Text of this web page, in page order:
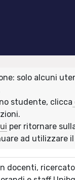
solo alcuni
studente, clicca
per ritornare
ad utilizzare
docenti,